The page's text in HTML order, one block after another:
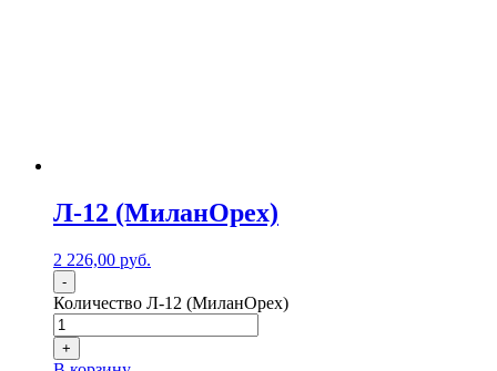
Л-12 (МиланОрех)
2 226,00 руб.
-
Количество Л-12 (МиланОрех)
+